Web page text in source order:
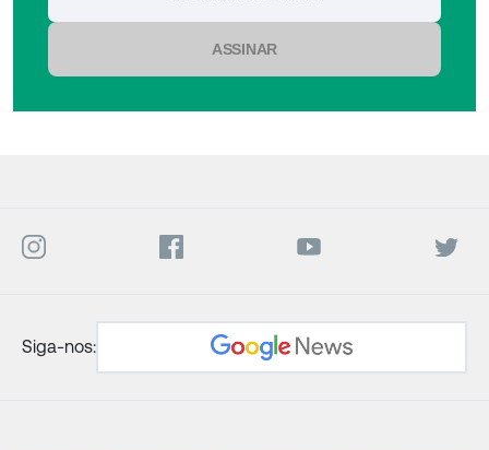
ASSINAR
Siga-nos: